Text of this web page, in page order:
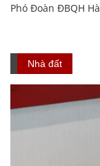
Phó Đoàn ĐBQH
Nhà đất